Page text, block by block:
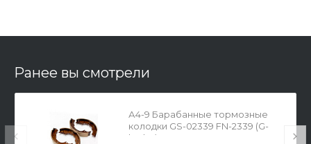
Ранее вы смотрели
А4-9 Барабанные тормозные
колодки GS-02339 FN-2339 (G-
brake)